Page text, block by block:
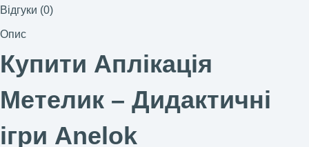
Відгуки (0)
Опис
Купити Аплікація
Метелик – Дидактичні
ігри Anelok